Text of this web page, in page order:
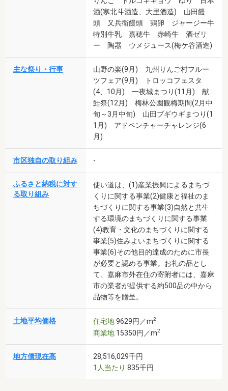
酒(寒北斗酒造、大里酒造) 山田饅
頭 又兵衛饅頭 鶏卵 ジャージー牛
特別牛乳 嘉穂牛 赤崎牛 酒ゼリ
ー 陶器 ウメジュース(梅ケ谷酒造)
主な祭り・行事
山野の楽(9月) 九州りんご村フルー
ツフェア(9月) トロッコフェスタ
(4、10月) 一夜城まつり(11月) 献
鮭祭(12月) 梅林公園観梅期間(2月中
旬～3月中旬) 山田ブギウギまつり(1
1月) アドベンチャーチャレンジ(6
月)
市区独自の取り組み -
ふるさと納税に対す
る取り組み
使い道は、(1)産業振興によるまちづ
くりに関する事業(2)健康と福祉のま
ちづくりに関する事業(3)自然と共生
する環境のまちづくりに関する事業
(4)教育・文化のまちづくりに関する
事業(5)住みよいまちづくりに関する
事業(6)その他目的達成のために市長
が必要と認める事業。お礼の品とし
て、嘉麻市外在住の寄附者には、嘉麻
市の業者が提供する約500品の中から
品物等を贈呈。
土地平均価格 住宅地9629円／m2
商業地 15350円／m2
地方債現在高
28,516,029千円
1人当たり 835千円